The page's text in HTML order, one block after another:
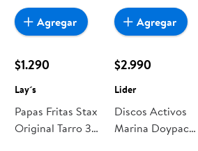
$1.290
Lay´s
Papas Fritas Stax
Original Tarro 36
Agregar
$2.990
Lider
Discos Activos
Marina Doypack
Agregar